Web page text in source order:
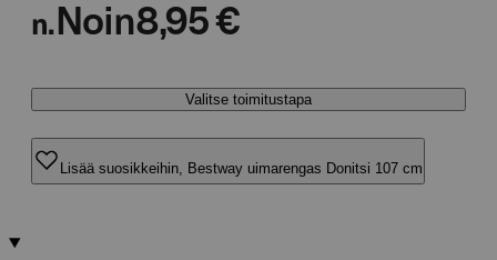
n. Noin8,95 €
Valitse toimitustapa
Lisää suosikkeihin, Bestway uimarengas Donitsi 107 cm